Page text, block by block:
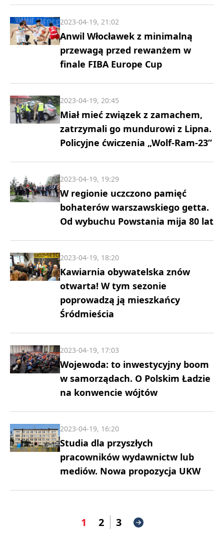
Anwil Włocławek z minimalną
przewagą przed rewanżem w
finale FIBA Europe Cup
2023-04-19, 21:02
Miał mieć związek z zamachem,
zatrzymali go mundurowi z Lipna.
Policyjne ćwiczenia „Wolf-Ram-23”
2023-04-19, 20:45
W regionie uczczono pamięć
bohaterów warszawskiego getta.
Od wybuchu Powstania mija 80 lat
2023-04-19, 19:29
Kawiarnia obywatelska znów
otwarta! W tym sezonie
poprowadzą ją mieszkańcy
Śródmieścia
2023-04-19, 18:20
Wojewoda: to inwestycyjny boom
w samorządach. O Polskim Ładzie
na konwencie wójtów
2023-04-19, 17:03
Studia dla przyszłych
pracowników wydawnictw lub
mediów. Nowa propozycja UKW
2023-04-19, 16:20
1 2 3